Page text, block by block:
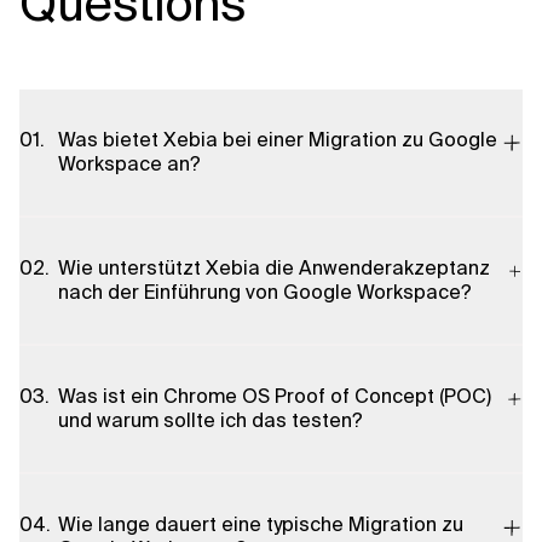
Was bietet Xebia bei einer Migration zu Google
Workspace an?
Daten, Collaboration-Tools), Systemintegration,
Datenmigration-Services sowie Begleitung durch Schulungen
und Change-Management, um Ausfallzeiten zu minimieren und
Wie unterstützt Xebia die Anwenderakzeptanz
nach der Einführung von Google Workspace?
Docs, Sheets, Meet u.a., begleitende Change-Management-
Strategien und laufende Unterstützung zur Förderung von
Was ist ein Chrome OS Proof of Concept (POC)
und warum sollte ich das testen?
Umgebung, mit dem Sie Sicherheit, Performance und IT-
Wie lange dauert eine typische Migration zu